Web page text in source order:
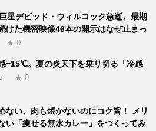
星デビッド・ウィルコック急逝。最期
けた機密映像46本の開示はなぜ止まっ
★ 0
−15℃。夏の炎天下を乗り切る「冷感
★ 0
ない、肉も焼かないのにコク旨！ メリ
い「痩せる無水カレー」をつくってみ